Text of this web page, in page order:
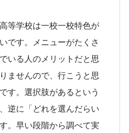
等学校は一校一校特色が
です。メニューがたくさ
いる人のメリットだと思
ませんので、行こうと思
す。選択肢があるという
逆に「どれを選んだらい
。早い段階から調べて実